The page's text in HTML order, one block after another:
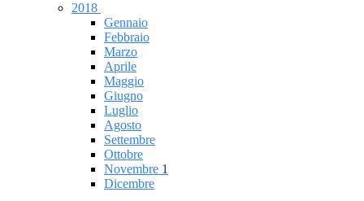
2018
Gennaio
Febbraio
Marzo
Aprile
Maggio
Giugno
Luglio
Agosto
Settembre
Ottobre
Novembre 1
Dicembre